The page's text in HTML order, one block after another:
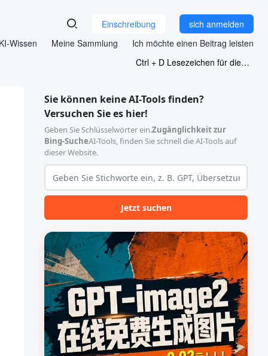
sich anmelden
Einschreibung
KI-Wissen Meine Sammlung
Ich möchte einen Beitrag leisten
Ctrl + D Lesezeichen für diese Seite
Sie können keine AI-Tools finden?
Versuchen Sie es hier!
Geben Sie Schlüsselwörter ein.Zugänglichkeit zur
Bing-SucheAI-Tools, finden Sie schnell die AI-Tools auf
dieser Website.
Jetzt suchen